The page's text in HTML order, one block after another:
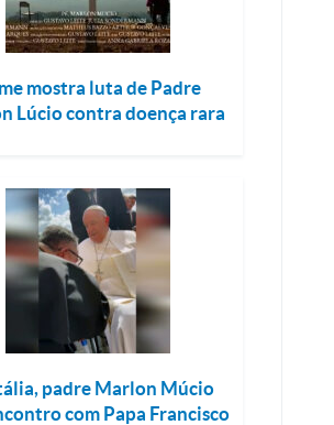
mostra luta de Padre
Lúcio contra doença rara
padre Marlon Múcio
com Papa Francisco